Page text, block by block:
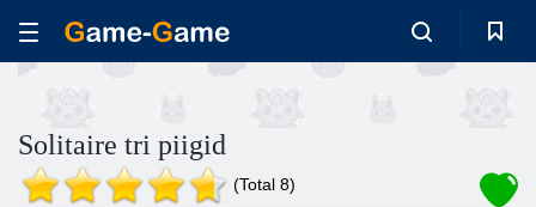
Solitaire tri piigid
(Total 8)